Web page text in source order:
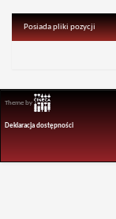
Posiada pliki pozycji
Theme by
Deklaracja dostępności